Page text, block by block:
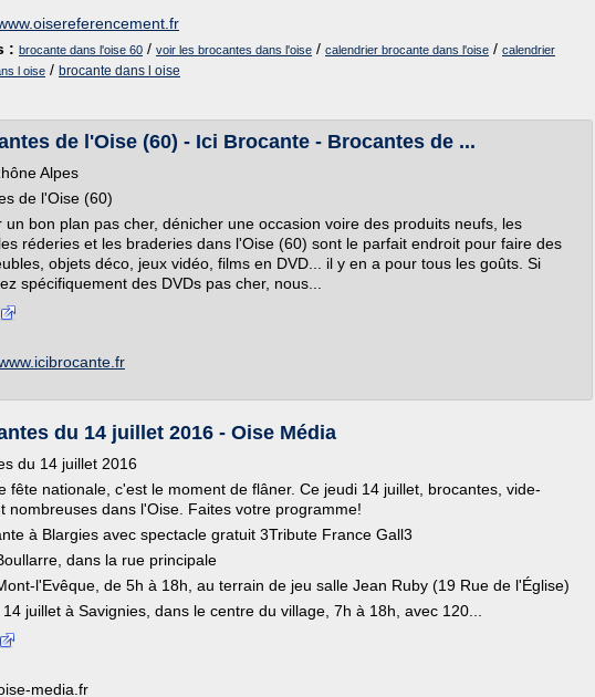
: brocante dans l'oise 60 / voir les brocantes dans l'oise / calendrier brocante dans l'oise / calendrier
l oise / brocante dans l oise
de l'Oise (60) - Ici Brocante - Brocantes de ...
Alpes
de l'Oise (60)
un bon plan pas cher, dénicher une occasion voire des produits neufs, les
réderies et les braderies dans l'Oise (60) sont le parfait endroit pour faire des
objets déco, jeux vidéo, films en DVD... il y en a pour tous les goûts. Si
spécifiquement des DVDs pas cher, nous...
du 14 juillet 2016 - Oise Média
du 14 juillet 2016
fête nationale, c'est le moment de flâner. Ce jeudi 14 juillet, brocantes, vide-
nombreuses dans l'Oise. Faites votre programme!
à Blargies avec spectacle gratuit 3Tribute France Gall3
dans la rue principale
l'Evêque, de 5h à 18h, au terrain de jeu salle Jean Ruby (19 Rue de l'Église)
juillet à Savignies, dans le centre du village, 7h à 18h, avec 120...
media.fr